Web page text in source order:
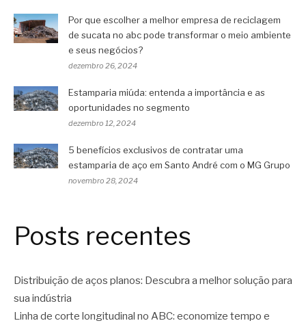
Por que escolher a melhor empresa de reciclagem
de sucata no abc pode transformar o meio ambiente
e seus negócios?
dezembro 26, 2024
Estamparia miúda: entenda a importância e as
oportunidades no segmento
dezembro 12, 2024
5 benefícios exclusivos de contratar uma
estamparia de aço em Santo André com o MG Grupo
novembro 28, 2024
Posts recentes
Distribuição de aços planos: Descubra a melhor solução para
sua indústria
Linha de corte longitudinal no ABC: economize tempo e